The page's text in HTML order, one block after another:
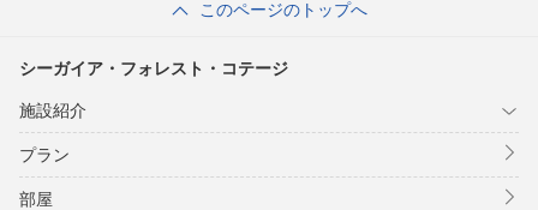
このページのトップへ
シーガイア・フォレスト・コテージ
施設紹介
プラン
部屋